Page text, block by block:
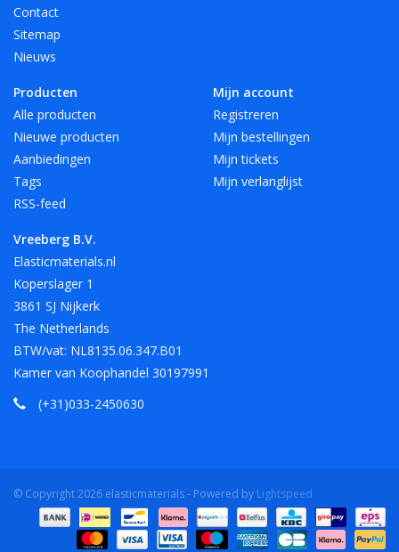
Contact
Sitemap
Nieuws
Producten
Alle producten
Nieuwe producten
Aanbiedingen
Tags
RSS-feed
Mijn account
Registreren
Mijn bestellingen
Mijn tickets
Mijn verlanglijst
Vreeberg B.V.
Elasticmaterials.nl
Koperslager 1
3861 SJ Nijkerk
The Netherlands
BTW/vat: NL8135.06.347.B01
Kamer van Koophandel 30197991
(+31)033-2450630
© Copyright 2026 elasticmaterials - Powered by Lightspeed